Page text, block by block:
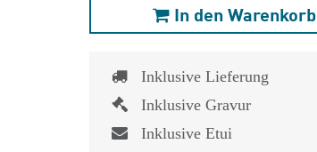
In den Warenkorb
Inklusive Lieferung
Inklusive Gravur
Inklusive Etui